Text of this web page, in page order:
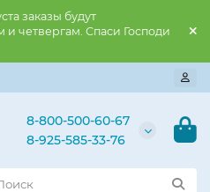
заказы будут
и четвергам. Спаси Господи
8-800-500-60-67
8-925-585-33-76